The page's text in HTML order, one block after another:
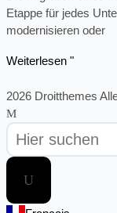
Etappe für jedes
modernisieren oder
Weiterlesen "
2026 Droitthemes